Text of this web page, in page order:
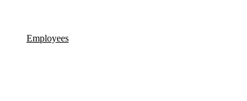
Employees